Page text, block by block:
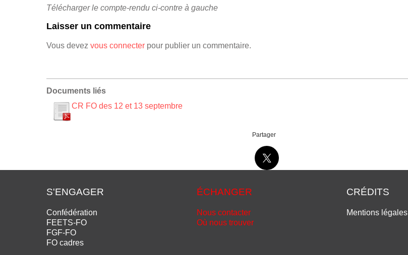
Télécharger le compte-rendu ci-contre à gauche
Laisser un commentaire
Vous devez vous connecter pour publier un commentaire.
Documents liés
CR FO des 12 et 13 septembre
Partager
S'ENGAGER
Confédération
FEETS-FO
FGF-FO
FO cadres
ÉCHANGER
Nous contacter
Où nous trouver
CRÉDITS
Mentions légales